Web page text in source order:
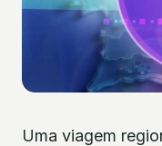
Uma viagem